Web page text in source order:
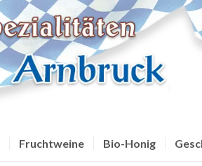
Fruchtweine Bio-Honig